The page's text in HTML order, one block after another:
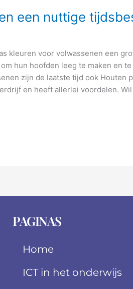
een nuttige
kleuren voor volwassenen een
hun hoofden leeg te maken en
zijn de laatste tijd ook Houten
en heeft allerlei voordelen.
PAGINAS
Home
ICT in het onderwijs